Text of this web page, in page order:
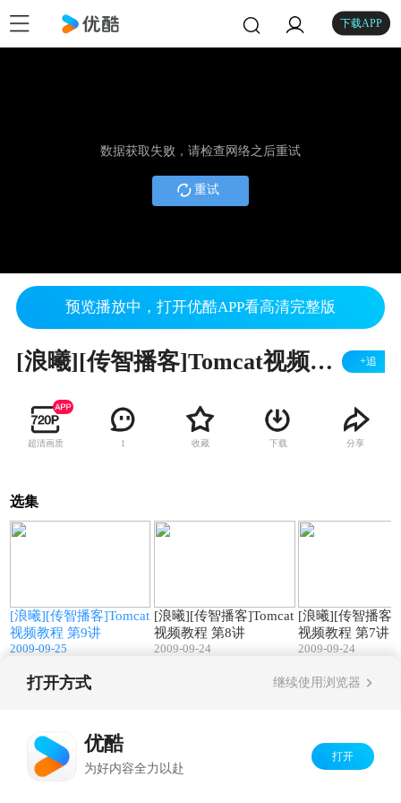
下载APP
数据获取失败，请检查网络之后重试
重试
预览播放中，打开优酷APP看高清完整版
[浪曦][传智播客]Tomcat视频教程 第9讲 +追
超清画质 1 收藏 下载 分享
选集
[浪曦][传智播客]Tomcat
视频教程 第9讲
2009-09-25
[浪曦][传智播客]Tomcat
视频教程 第8讲
2009-09-24
[浪曦][传智播客
视频教程 第7讲
2009-09-24
打开方式 继续使用浏览器
优酷
为好内容全力以赴
打开